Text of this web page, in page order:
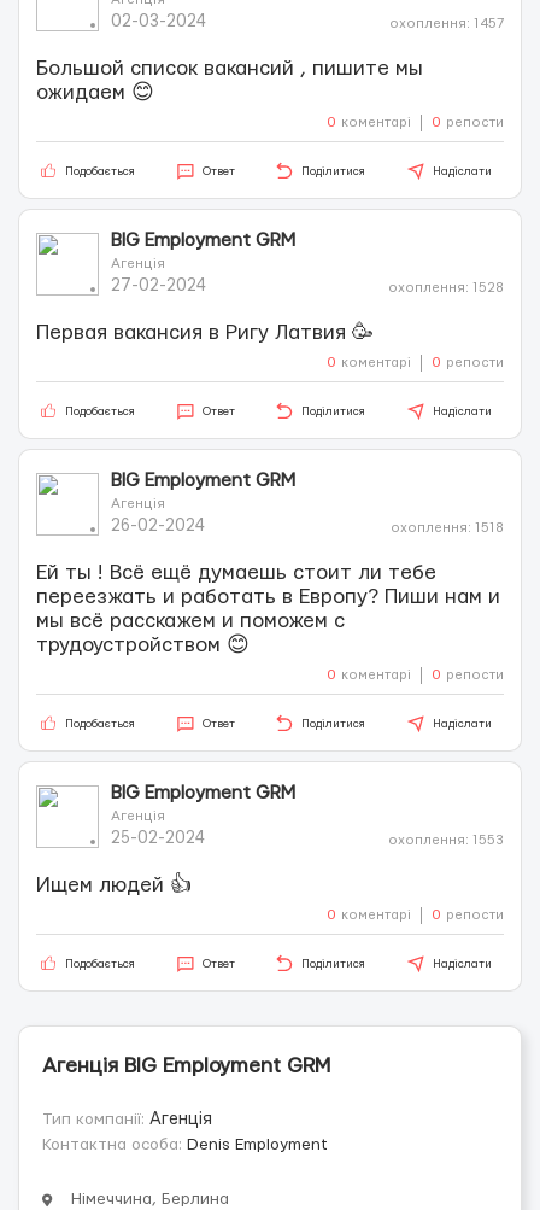
02-03-2024 охоплення: 1457
Большой список вакансий , пишите мы
ожидаем 😊
0 коментарі 0 репости
Подобається Ответ Поділитися Надіслати
BIG Employment GRM
Агенція
27-02-2024 охоплення: 1528
Первая вакансия в Ригу Латвия 🥳
0 коментарі 0 репости
Подобається Ответ Поділитися Надіслати
BIG Employment GRM
Агенція
26-02-2024 охоплення: 1518
Ей ты ! Всё ещё думаешь стоит ли тебе
переезжать и работать в Европу? Пиши нам и
мы всё расскажем и поможем с
трудоустройством 😊
0 коментарі 0 репости
Подобається Ответ Поділитися Надіслати
BIG Employment GRM
Агенція
25-02-2024 охоплення: 1553
Ищем людей 👍
0 коментарі 0 репости
Подобається Ответ Поділитися Надіслати
Агенція BIG Employment GRM
Тип компанії: Агенція
Контактна особа: Denis Employment
Німеччина, Берлина